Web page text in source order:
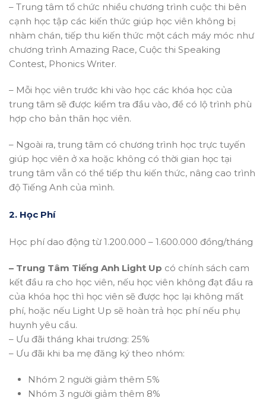
– Trung tâm tổ chức nhiều chương trình cuộc thi bên
cạnh học tập các kiến thức giúp học viên không bị
nhàm chán, tiếp thu kiến thức một cách máy móc như
chương trình Amazing Race, Cuộc thi Speaking
Contest, Phonics Writer.
– Mỗi học viên trước khi vào học các khóa học của
trung tâm sẽ được kiểm tra đầu vào, để có lộ trình phù
hợp cho bản thân học viên.
– Ngoài ra, trung tâm có chương trình học trực tuyến
giúp học viên ở xa hoặc không có thời gian học tại
trung tâm vẫn có thể tiếp thu kiến thức, nâng cao trình
độ Tiếng Anh của mình.
2. Học Phí
Học phí dao động từ 1.200.000 – 1.600.000 đồng/tháng
– Trung Tâm Tiếng Anh Light Up có chính sách cam
kết đầu ra cho học viên, nếu học viên không đạt đầu ra
của khóa học thì học viên sẽ được học lại không mất
phí, hoặc nếu Light Up sẽ hoàn trả học phí nếu phụ
huynh yêu cầu.
– Ưu đãi tháng khai trương: 25%
– Ưu đãi khi ba mẹ đăng ký theo nhóm:
Nhóm 2 người giảm thêm 5%
Nhóm 3 người giảm thêm 8%